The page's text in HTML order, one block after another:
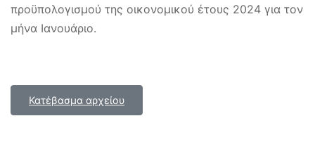
προϋπολογισμού της οικονομικού έτους 2024 για τον
μήνα Ιανουάριο.
Κατέβασμα αρχείου